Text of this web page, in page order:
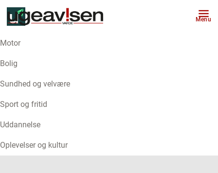
Menu
Motor
Bolig
Sundhed og velvære
Sport og fritid
Uddannelse
Oplevelser og kultur